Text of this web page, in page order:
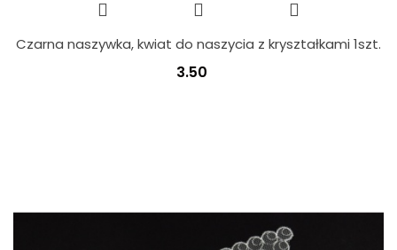
Czarna naszywka, kwiat do naszycia z kryształkami 1szt.
3.50